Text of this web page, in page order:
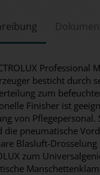
besticht durch
zum
Finisher ist
von
die pneumatische
Blasluft-
zum